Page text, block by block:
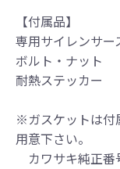
【付属品】
専用サイレンサー
ボルト・ナット
耐熱ステッカー
※ガスケットは付
用意下さい。
カワサキ純正番
●レーシング
ーツ走行な
り公道（※
●国内で開催
レースで
る競技規則
により装着